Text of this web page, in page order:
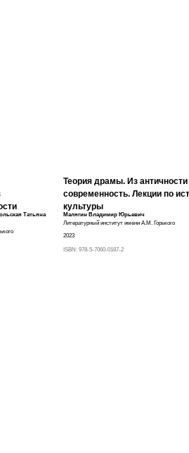
Татьяна
Теория драмы. Из
современность. Лекции по
культуры
Малягин Владимир Юрьевич
Литературный институт имени А.М. Горького
2023
ISBN: 978-5-7060-0187-2